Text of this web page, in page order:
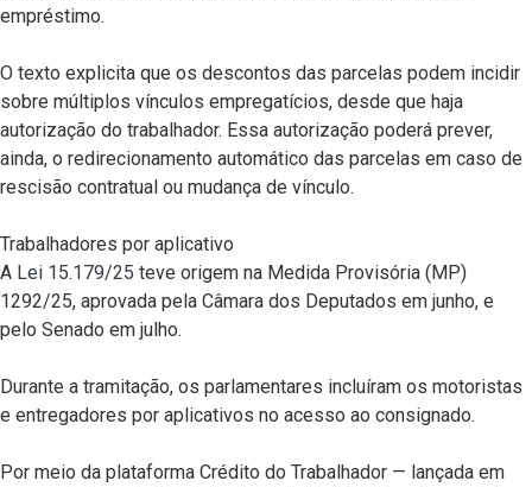
empréstimo.
O texto explicita que os descontos das parcelas podem incidir
sobre múltiplos vínculos empregatícios, desde que haja
autorização do trabalhador. Essa autorização poderá prever,
ainda, o redirecionamento automático das parcelas em caso de
rescisão contratual ou mudança de vínculo.
Trabalhadores por aplicativo
A Lei 15.179/25 teve origem na Medida Provisória (MP)
1292/25, aprovada pela Câmara dos Deputados em junho, e
pelo Senado em julho.
Durante a tramitação, os parlamentares incluíram os motoristas
e entregadores por aplicativos no acesso ao consignado.
Por meio da plataforma Crédito do Trabalhador — lançada em